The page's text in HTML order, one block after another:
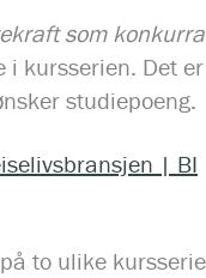
som
kursserien. Det
studiepoeng.
| BI
to ulike